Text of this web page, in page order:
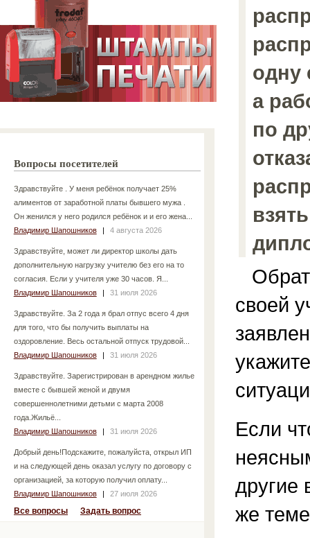
Вопросы посетителей
Здравствуйте . У меня ребёнок получает 25%
алиментов от заработной платы бывшего мужа .
Он женился у него родился ребёнок и и его жена...
Владимир Шапошников
| 4 августа 2026
Здравствуйте, может ли директор школы дать
дополнительную нагрузку учителю без его на то
согласия. Если у учителя уже 30 часов. Я...
Владимир Шапошников
| 31 июля 2026
Здравствуйте. За 2 года я брал отпус всего 4 дня
для того, что бы получить выплаты на
оздоровление. Весь остальной отпуск трудовой...
Владимир Шапошников
| 31 июля 2026
Здравствуйте. Зарегистрирован в арендном жилье
вместе с бывшей женой и двумя
совершеннолетними детьми с марта 2008
года.Жильё...
Владимир Шапошников
| 31 июля 2026
Добрый день!Подскажите, пожалуйста, открыл ИП
и на следующей день оказал услугу по договору с
организацией, за которую получил оплату...
Владимир Шапошников
| 27 июля 2026
Все вопросы Задать вопрос
одну
а
по
своей
Если
другие
же